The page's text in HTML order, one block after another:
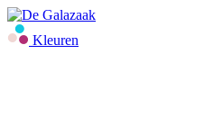
Kleuren